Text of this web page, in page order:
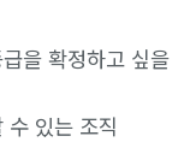
을 확정하고 싶을
수 있는 조직